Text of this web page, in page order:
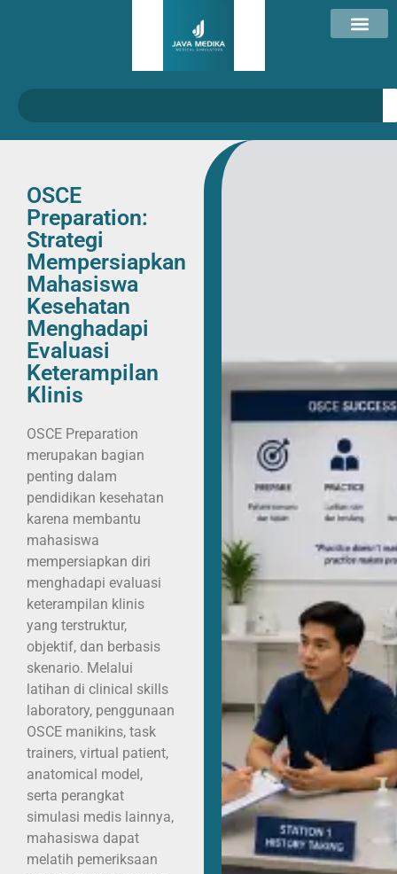
OSCE
Preparation:
Strategi
Mempersiapkan
Mahasiswa
Kesehatan
Menghadapi
Evaluasi
Keterampilan
Klinis
OSCE Preparation
merupakan bagian
penting dalam
pendidikan kesehatan
karena membantu
mahasiswa
mempersiapkan diri
menghadapi evaluasi
keterampilan klinis
yang terstruktur,
objektif, dan berbasis
skenario. Melalui
latihan di clinical skills
laboratory, penggunaan
OSCE manikins, task
trainers, virtual patient,
anatomical model,
serta perangkat
simulasi medis lainnya,
mahasiswa dapat
melatih pemeriksaan